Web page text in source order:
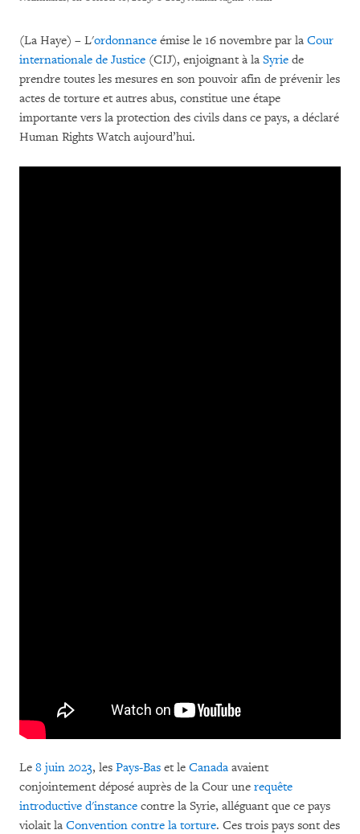
(La Haye) – L'ordonnance émise le 16 novembre par la Cour
internationale de Justice (CIJ), enjoignant à la Syrie de
prendre toutes les mesures en son pouvoir afin de prévenir les
actes de torture et autres abus, constitue une étape
importante vers la protection des civils dans ce pays, a déclaré
Human Rights Watch aujourd’hui.
Le 8 juin 2023, les Pays-Bas et le Canada avaient
conjointement déposé auprès de la Cour une requête
introductive d'instance contre la Syrie, alléguant que ce pays
violait la Convention contre la torture. Ces trois pays sont des